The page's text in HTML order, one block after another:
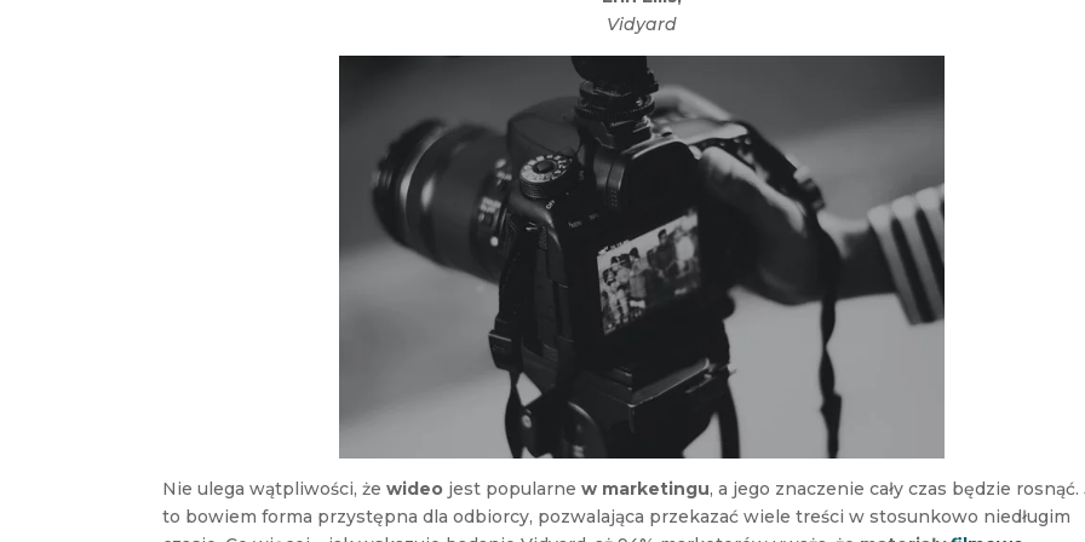
Vidyard
Nie ulega wątpliwości, żewideo jest popularnew marketingu, a jego znaczenie cały czas będzie rosnąć.
to bowiem forma przystępna dla odbiorcy, pozwalająca przekazać wiele treści w stosunkowo niedługim